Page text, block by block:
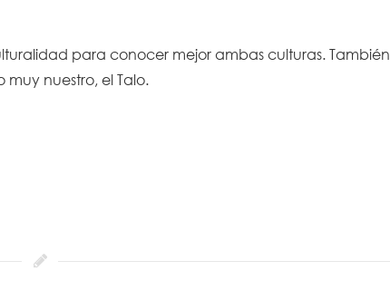
para conocer mejor ambas culturas. También
nuestro, el Talo.